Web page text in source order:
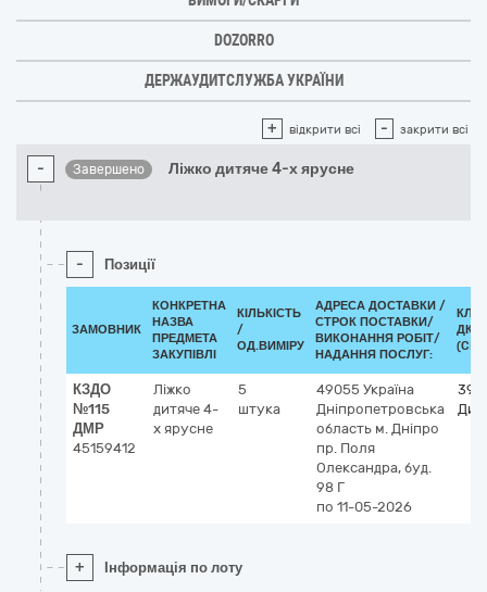
DOZORRO
ДЕРЖАУДИТСЛУЖБА УКРАЇНИ
+ відкрити всі - закрити всі
- Завершено Ліжко дитяче 4-х ярусне
- Позиції
ЗАМОВНИК
КОНКРЕТНА
НАЗВА
ПРЕДМЕТА
ЗАКУПІВЛІ
КІЛЬКІСТЬ
/
ОД.ВИМІРУ
АДРЕСА ДОСТАВКИ /
СТРОК ПОСТАВКИ/
ВИКОНАННЯ РОБІТ/
НАДАННЯ ПОСЛУГ:
ДК
КЗДО
№115
ДМР
45159412
Ліжко
дитяче 4-
х ярусне
5
штука
49055 Україна
Дніпропетровська
область м. Дніпро
пр. Поля
Олександра, буд.
98 Г
по 11-05-2026
+ Інформація по лоту